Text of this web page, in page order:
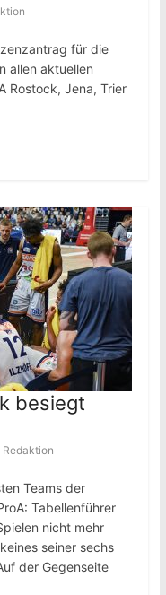
für die
allen aktuellen
Rostock, Jena, Trier
besiegt
Teams der
Tabellenführer
nicht mehr
seiner sechs
der Gegenseite